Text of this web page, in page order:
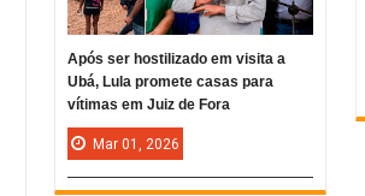
Após ser hostilizado em visita a
Ubá, Lula promete casas para
vítimas em Juiz de Fora
Mar 01, 2026